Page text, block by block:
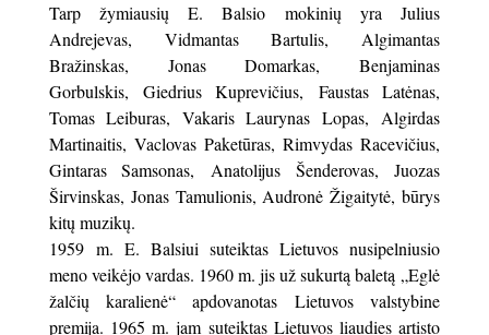
Tarp žymiausių E. Balsio mokinių yra Julius
Andrejevas, Vidmantas Bartulis, Algimantas
Bražinskas, Jonas Domarkas, Benjaminas
Gorbulskis, Giedrius Kuprevičius, Faustas Latėnas,
Tomas Leiburas, Vakaris Laurynas Lopas, Algirdas
Martinaitis, Vaclovas Paketūras, Rimvydas Racevičius,
Gintaras Samsonas, Anatolijus Šenderovas, Juozas
Širvinskas, Jonas Tamulionis, Audronė Žigaitytė, būrys
kitų muzikų.
1959 m. E. Balsiui suteiktas Lietuvos nusipelniusio
meno veikėjo vardas. 1960 m. jis už sukurtą baletą „Eglė
žalčių karalienė“ apdovanotas Lietuvos valstybine
premija. 1965 m. jam suteiktas Lietuvos liaudies artisto